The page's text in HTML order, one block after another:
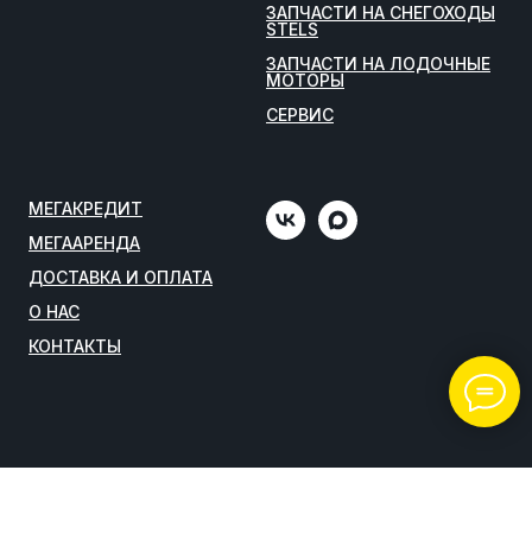
ЗАПЧАСТИ НА СНЕГОХОДЫ
STELS
ЗАПЧАСТИ НА ЛОДОЧНЫЕ
МОТОРЫ
СЕРВИС
МЕГАКРЕДИТ
МЕГААРЕНДА
ДОСТАВКА И ОПЛАТА
О НАС
КОНТАКТЫ